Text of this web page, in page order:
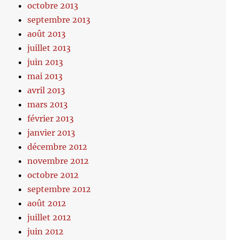
octobre 2013
septembre 2013
août 2013
juillet 2013
juin 2013
mai 2013
avril 2013
mars 2013
février 2013
janvier 2013
décembre 2012
novembre 2012
octobre 2012
septembre 2012
août 2012
juillet 2012
juin 2012